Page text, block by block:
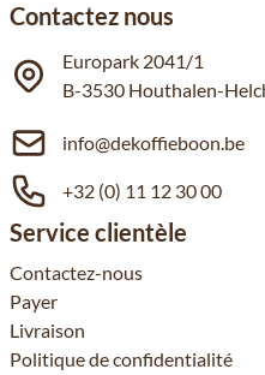
Contactez nous
Europark 2041/1
B-3530 Houthalen-
info@dekoffieboon.be
+32 (0) 11 12 30 00
Service clientèle
Contactez-nous
Payer
Livraison
Politique de confidentialité